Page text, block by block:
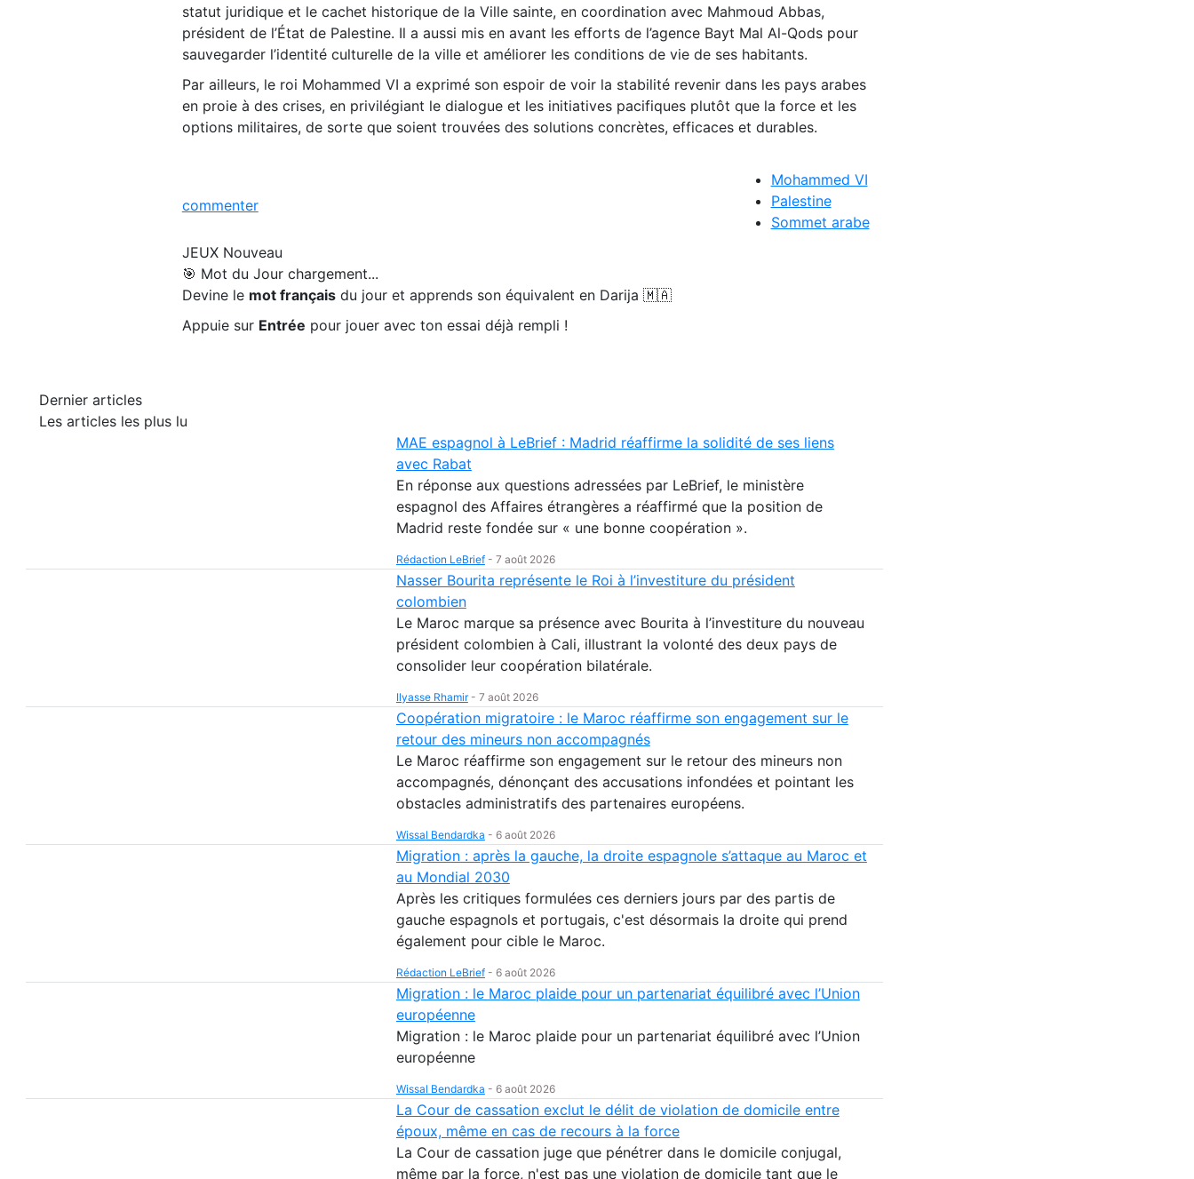
statut juridique et le cachet historique de la Ville sainte, en coordination avec Mahmoud Abbas,
président de l’État de Palestine. Il a aussi mis en avant les efforts de l’agence Bayt Mal Al-Qods pour
sauvegarder l’identité culturelle de la ville et améliorer les conditions de vie de ses habitants.
Par ailleurs, le roi Mohammed VI a exprimé son espoir de voir la stabilité revenir dans les pays arabes
en proie à des crises, en privilégiant le dialogue et les initiatives pacifiques plutôt que la force et les
options militaires, de sorte que soient trouvées des solutions concrètes, efficaces et durables.
commenter
Mohammed VI
Palestine
Sommet arabe
JEUX Nouveau
🎯 Mot du Jour chargement...
Devine le mot françaisdu jour et apprends son équivalent en Darija 🇲🇦
Appuie sur Entrée pour jouer avec ton essai déjà rempli !
Dernier articles
Les articles les plus lu
MAE espagnol à LeBrief : Madrid réaffirme la solidité de ses liens
avec Rabat
En réponse aux questions adressées par LeBrief, le ministère
espagnol des Affaires étrangères a réaffirmé que la position de
Madrid reste fondée sur « une bonne coopération ».
Rédaction LeBrief- 7 août 2026
Nasser Bourita représente le Roi à l’investiture du président
colombien
Le Maroc marque sa présence avec Bourita à l’investiture du nouveau
président colombien à Cali, illustrant la volonté des deux pays de
consolider leur coopération bilatérale.
Ilyasse Rhamir- 7 août 2026
Coopération migratoire : le Maroc réaffirme son engagement sur le
retour des mineurs non accompagnés
Le Maroc réaffirme son engagement sur le retour des mineurs non
accompagnés, dénonçant des accusations infondées et pointant les
obstacles administratifs des partenaires européens.
Wissal Bendardka - 6 août 2026
Migration : après la gauche, la droite espagnole s’attaque au Maroc et
au Mondial 2030
Après les critiques formulées ces derniers jours par des partis de
gauche espagnols et portugais, c'est désormais la droite qui prend
également pour cible le Maroc.
Rédaction LeBrief- 6 août 2026
Migration : le Maroc plaide pour un partenariat équilibré avec l’Union
européenne
Migration : le Maroc plaide pour un partenariat équilibré avec l’Union
européenne
Wissal Bendardka - 6 août 2026
La Cour de cassation exclut le délit de violation de domicile entre
époux, même en cas de recours à la force
La Cour de cassation juge que pénétrer dans le domicile conjugal,
même par la force, n'est pas une violation de domicile tant que le